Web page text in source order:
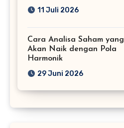
11 Juli 2026
Cara Analisa Saham yang
Akan Naik dengan Pola
Harmonik
29 Juni 2026